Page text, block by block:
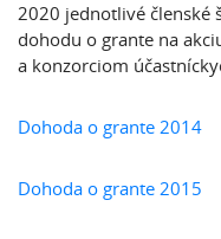
2020 jednotlivé členské
dohodu o grante na
a konzorciom
Dohoda o grante 2014
Dohoda o grante 2015